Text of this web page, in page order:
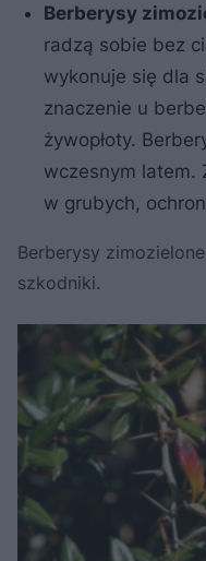
Berberysy
radzą sobie bez
wykonuje się dla
znaczenie u
żywopłoty.
wczesnym latem.
w grubych,
Berberysy
szkodniki.